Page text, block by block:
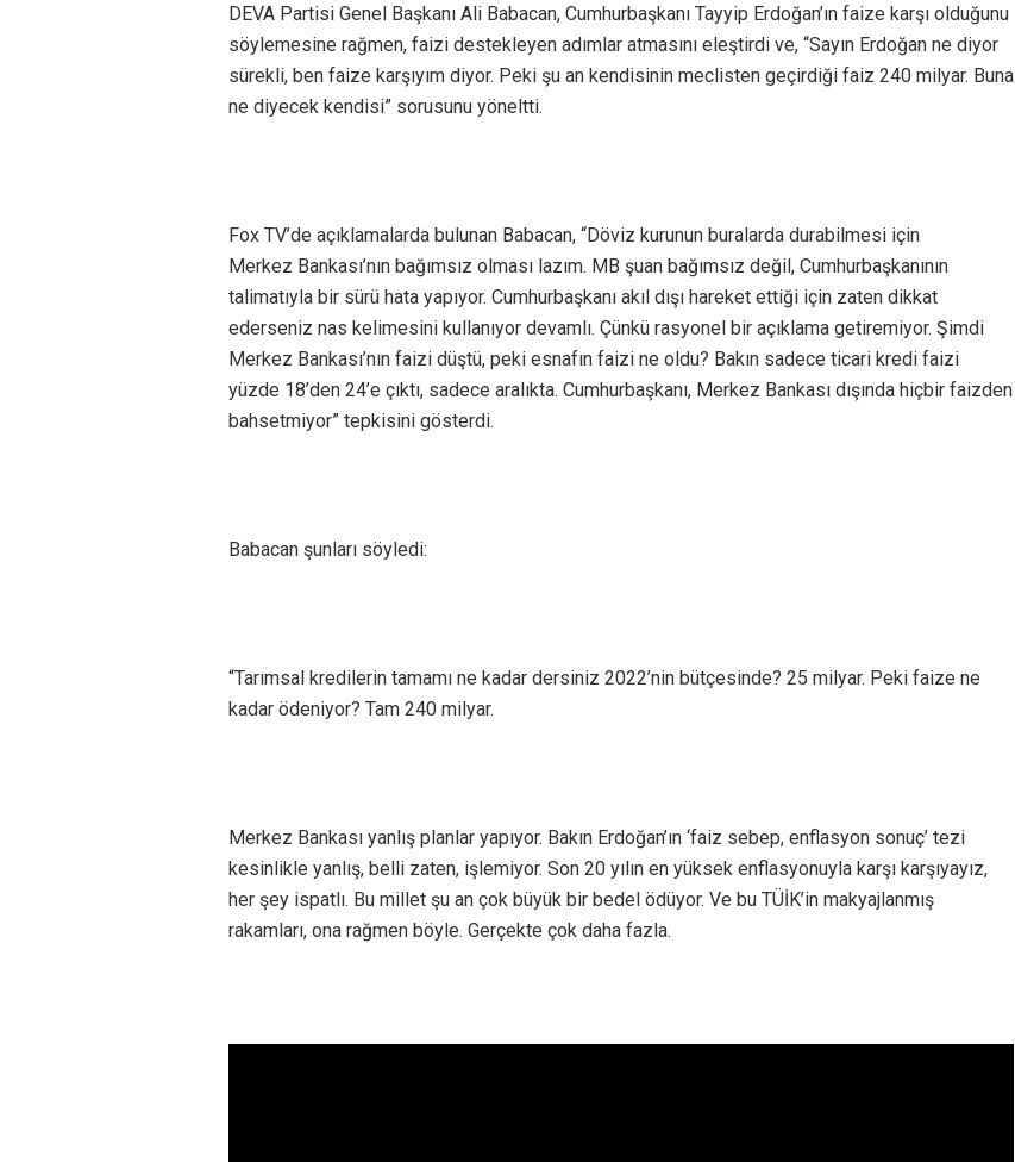
DEVA Partisi Genel Başkanı Ali Babacan, Cumhurbaşkanı Tayyip Erdoğan’ın faize karşı olduğunu
söylemesine rağmen, faizi destekleyen adımlar atmasını eleştirdi ve, “Sayın Erdoğan ne diyor
sürekli, ben faize karşıyım diyor. Peki şu an kendisinin meclisten geçirdiği faiz 240 milyar. Buna
ne diyecek kendisi” sorusunu yöneltti.
Fox TV’de açıklamalarda bulunan Babacan, “Döviz kurunun buralarda durabilmesi için
Merkez Bankası’nın bağımsız olması lazım. MB şuan bağımsız değil, Cumhurbaşkanının
talimatıyla bir sürü hata yapıyor. Cumhurbaşkanı akıl dışı hareket ettiği için zaten dikkat
ederseniz nas kelimesini kullanıyor devamlı. Çünkü rasyonel bir açıklama getiremiyor. Şimdi
Merkez Bankası’nın faizi düştü, peki esnafın faizi ne oldu? Bakın sadece ticari kredi faizi
yüzde 18’den 24’e çıktı, sadece aralıkta. Cumhurbaşkanı, Merkez Bankası dışında hiçbir faizden
bahsetmiyor” tepkisini gösterdi.
Babacan şunları söyledi:
“Tarımsal kredilerin tamamı ne kadar dersiniz 2022’nin bütçesinde? 25 milyar. Peki faize ne
kadar ödeniyor? Tam 240 milyar.
Merkez Bankası yanlış planlar yapıyor. Bakın Erdoğan’ın ‘faiz sebep, enflasyon sonuç’ tezi
kesinlikle yanlış, belli zaten, işlemiyor. Son 20 yılın en yüksek enflasyonuyla karşı karşıyayız,
her şey ispatlı. Bu millet şu an çok büyük bir bedel ödüyor. Ve bu TÜİK’in makyajlanmış
rakamları, ona rağmen böyle. Gerçekte çok daha fazla.